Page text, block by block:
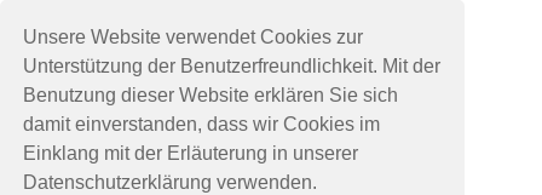
Unsere Website verwendet Cookies zur
Unterstützung der Benutzerfreundlichkeit. Mit der
Benutzung dieser Website erklären Sie sich
damit einverstanden, dass wir Cookies im
Einklang mit der Erläuterung in unserer
Datenschutzerklärung verwenden.